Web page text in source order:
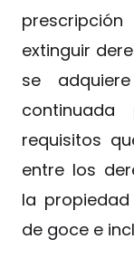
extinguir
se
requisitos
entre los
la
de goce e